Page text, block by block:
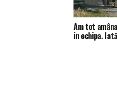
Am tot
in echipa.